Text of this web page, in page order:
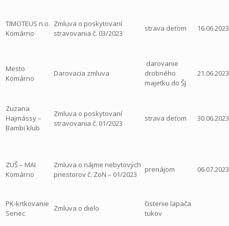
TIMOTEUS n.o.
Komárno
Zmluva o poskytovaní
stravovania č. 03/2023
strava deťom 16.06.2023
Mesto
Komárno
Darovacia zmluva
darovanie
drobného
majetku do ŠJ
21.06.2023
Zuzana
Hajmássy –
Bambi klub
Zmluva o poskytovaní
stravovania č. 01/2023
strava deťom 30.06.2023
ZUŠ – MAI
Komárno
Zmluva o nájme nebytových
priestorov č. ZoN – 01/2023
prenájom 06.07.2023
PK-krtkovanie
Senec
Zmluva o dielo
čistenie lapača
tukov